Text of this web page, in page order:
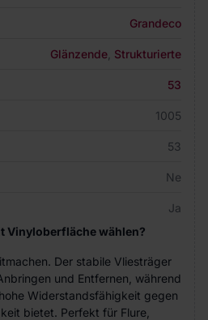
Grandeco
Glänzende Strukturierte
53
1005
53
Ne
Ja
Vinyloberfläche wählen?
Der stabile Vliesträger
und Entfernen, während
Widerstandsfähigkeit gegen
bietet. Perfekt für Flure,